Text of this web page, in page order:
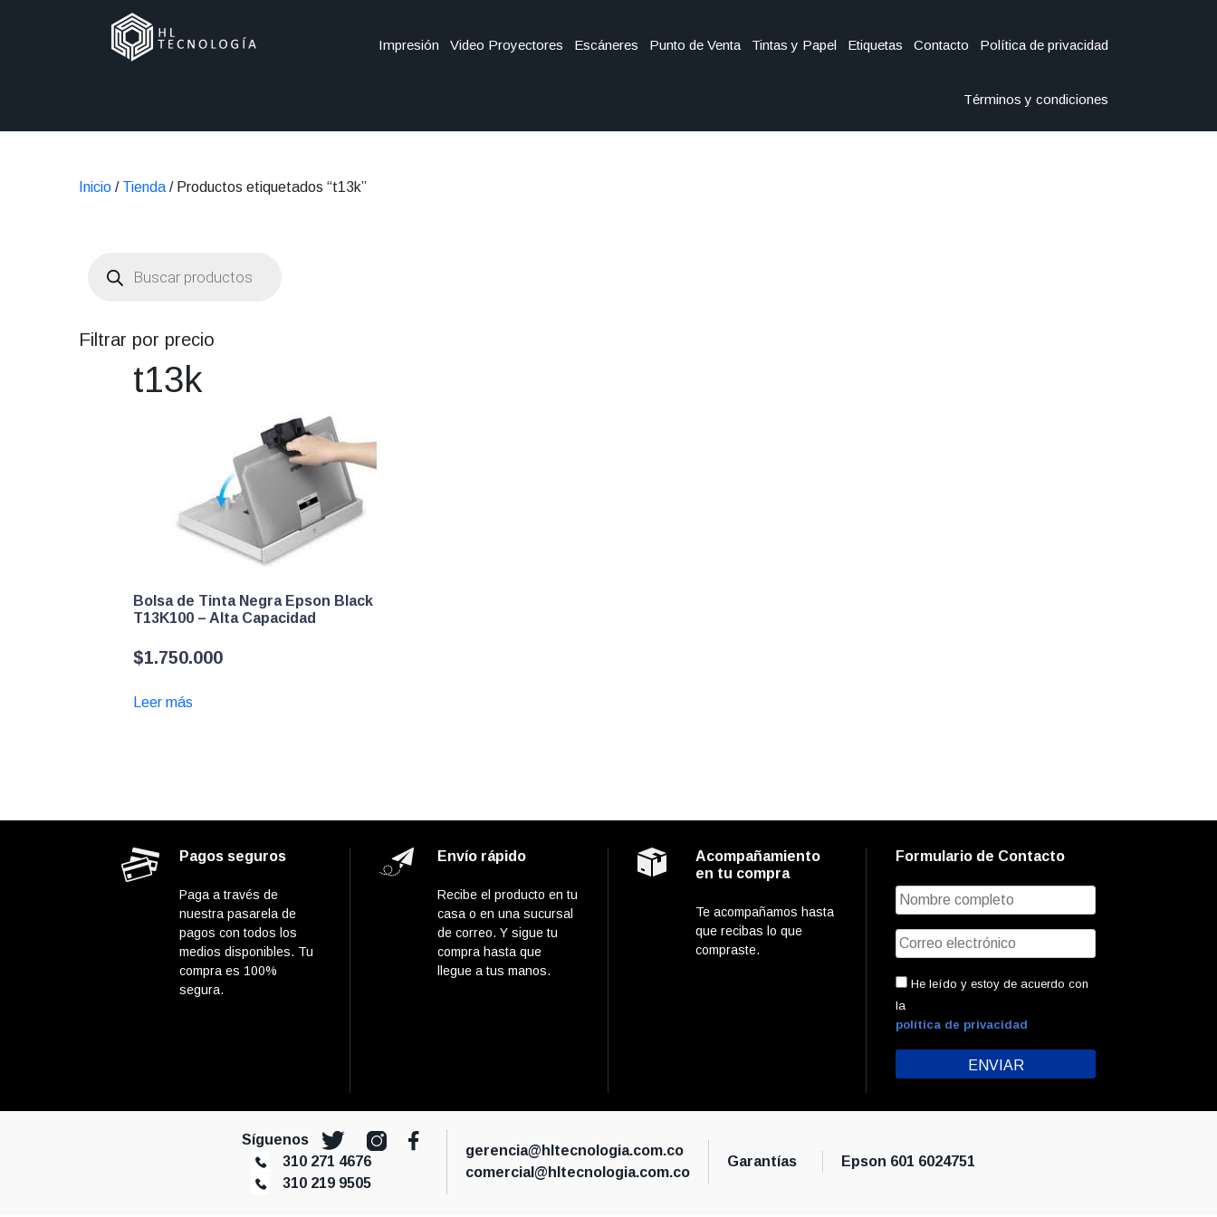
Impresión Video Proyectores Escáneres Punto de Venta Tintas y Papel Etiquetas Contacto Política de privacidad
Términos y condiciones
Inicio / Tienda / Productos etiquetados “t13k”
productos
Filtrar por precio
t13k
Bolsa de Tinta Negra Epson Black
T13K100 – Alta Capacidad
$1.750.000
Leer más
Pagos seguros
Paga a través de
nuestra pasarela de
pagos con todos los
medios disponibles. Tu
compra es 100%
segura.
Envío rápido
Recibe el producto en tu
casa o en una sucursal
de correo. Y sigue tu
compra hasta que
llegue a tus manos.
Acompañamiento
en tu compra
Te acompañamos hasta
que recibas lo que
compraste.
Formulario de Contacto
He leído y estoy de acuerdo con
la
política de privacidad
Síguenos
310 271 4676
310 219 9505
gerencia@hltecnologia.com.co
comercial@hltecnologia.com.co
Garantías Epson 601 6024751